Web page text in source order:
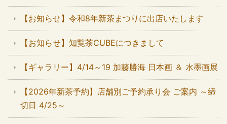
【お知らせ】令和8年新茶まつりに出店いたします
【お知らせ】知覧茶CUBEにつきまして
【ギャラリー】4/14～19 加藤勝海 日本画 ＆ 水墨画展
【2026年新茶予約】店舗別ご予約承り会 ご案内 ～締
切日 4/25～